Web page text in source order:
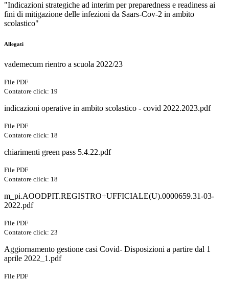
"Indicazioni strategiche ad interim per preparedness e readiness ai
fini di mitigazione delle infezioni da Saars-Cov-2 in ambito
scolastico"
Allegati
vademecum rientro a scuola 2022/23
File PDF
Contatore click: 19
indicazioni operative in ambito scolastico - covid 2022.2023.pdf
File PDF
Contatore click: 18
chiarimenti green pass 5.4.22.pdf
File PDF
Contatore click: 18
m_pi.AOODPIT.REGISTRO+UFFICIALE(U).0000659.31-03-
2022.pdf
File PDF
Contatore click: 23
Aggiornamento gestione casi Covid- Disposizioni a partire dal 1
aprile 2022_1.pdf
File PDF